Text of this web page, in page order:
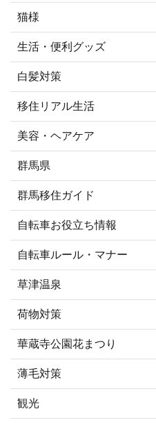
猫様
生活・便利グッズ
白髪対策
移住リアル生活
美容・ヘアケア
群馬県
群馬移住ガイド
自転車お役立ち情報
自転車ルール・マナー
草津温泉
荷物対策
華蔵寺公園花まつり
薄毛対策
観光